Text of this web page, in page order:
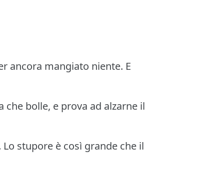
ancora mangiato niente. E
bolle, e prova ad alzarne il
Lo stupore è così grande che il